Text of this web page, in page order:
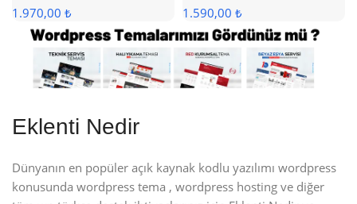
1.970,00 ₺ 1.590,00 ₺
Eklenti Nedir
Dünyanın en popüler açık kaynak kodlu yazılımı wordpress
konusunda wordpress tema , wordpress hosting ve diğer